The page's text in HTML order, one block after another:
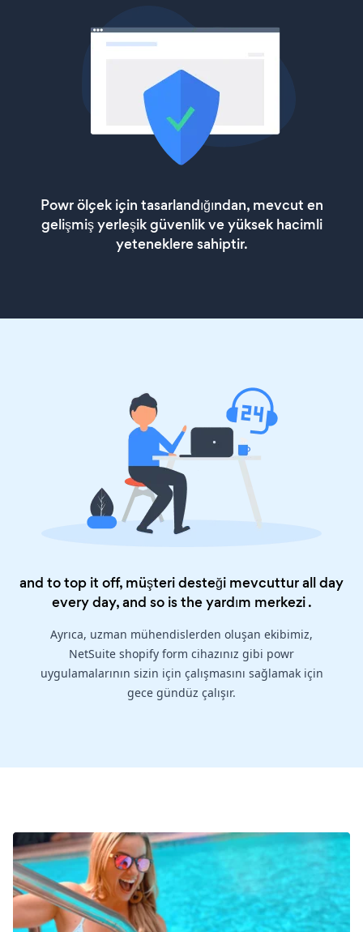
Powr ölçek için tasarlandığından, mevcut en
gelişmiş yerleşik güvenlik ve yüksek hacimli
yeteneklere sahiptir.
and to top it off, müşteri desteği mevcuttur all day
every day, and so is theyardım merkezi.
Ayrıca, uzman mühendislerden oluşan ekibimiz,
NetSuite shopify form cihazınız gibi powr
uygulamalarının sizin için çalışmasını sağlamak için
gece gündüz çalışır.